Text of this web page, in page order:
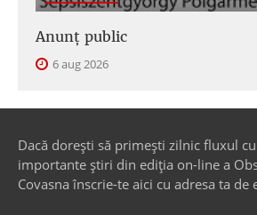
Anunţ public
6 aug 2026
Dacă dorești să primești zilnic fluxul
importante știri din ediția on-line a
Covasna înscrie-te aici cu adresa ta de